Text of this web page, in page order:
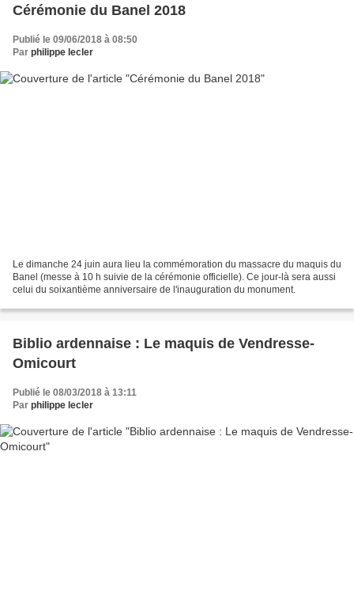
Cérémonie du Banel 2018
Publié le 09/06/2018 à 08:50
Par philippe lecler
Le dimanche 24 juin aura lieu la commémoration du massacre du maquis du
Banel (messe à 10 h suivie de la cérémonie officielle). Ce jour-là sera aussi
celui du soixantième anniversaire de l'inauguration du monument.
Biblio ardennaise : Le maquis de Vendresse-
Omicourt
Publié le 08/03/2018 à 13:11
Par philippe lecler